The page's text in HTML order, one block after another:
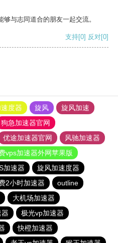
与志同道合的朋友一起交流。
支持[0] 反对[0]
度器 旋风
旋风加速
狗急加速器官网
优途加速器官网
风驰加速器
vps加速器外网苹果版
加速器
旋风加速度器
2小时加速器
outline
大机场加速器
极光vp加速器
快橙加速器